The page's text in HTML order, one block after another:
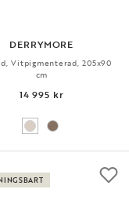
DERRYMORE
Vitpigmenterad, 205x90
cm
14 995 kr